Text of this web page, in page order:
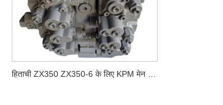
हिताची ZX350 ZX350-6 के लिए KPM मेन कंट्रोल वाल्व अस्सी 4433970